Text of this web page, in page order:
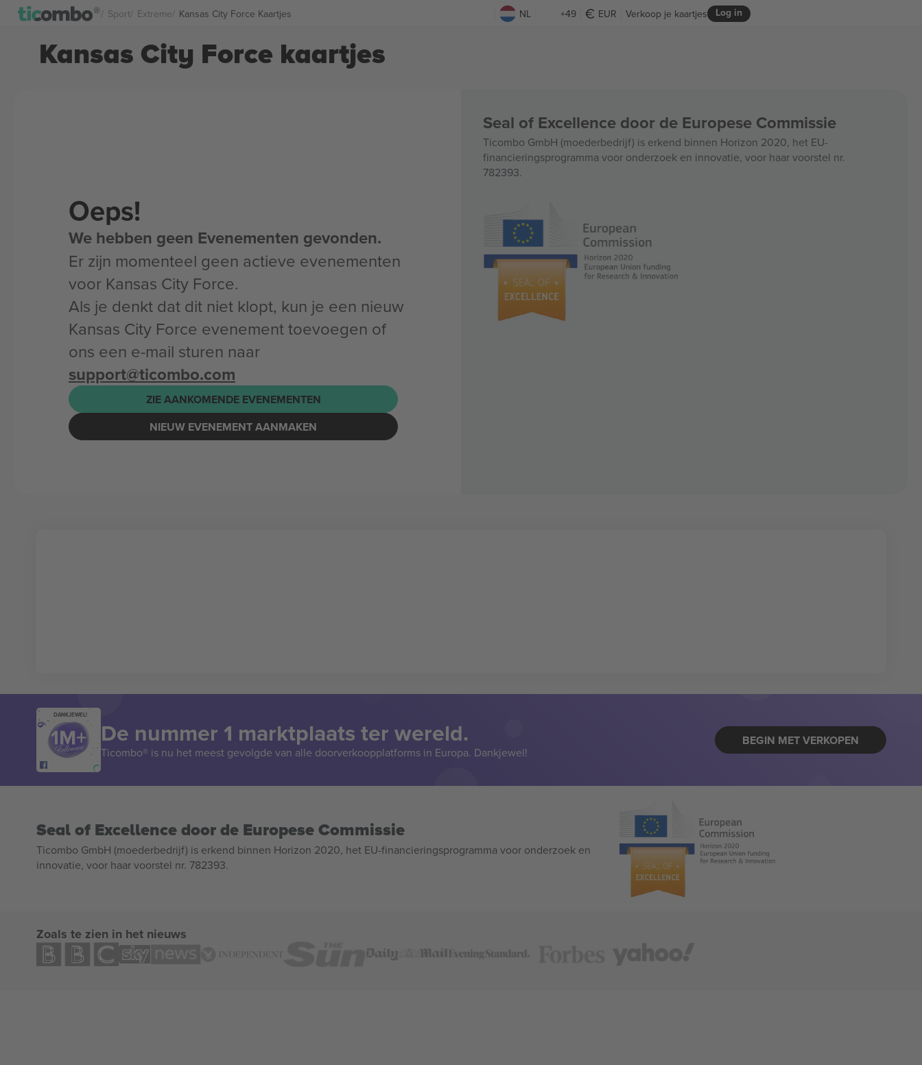
Sport Extreme Kansas City Force Kaartjes NL +49 EUR Log in
Verkoop je kaartjes
Kansas City Force kaartjes
Oeps!
We hebben geen Evenementen gevonden.
Er zijn momenteel geen actieve evenementen
voor Kansas City Force.
Als je denkt dat dit niet klopt, kun je een nieuw
Kansas City Force evenement toevoegen of
ons een e-mail sturen naar
support@ticombo.com
ZIE AANKOMENDE EVENEMENTEN
NIEUW EVENEMENT AANMAKEN
Seal of Excellence door de Europese Commissie
Ticombo GmbH (moederbedrijf) is erkend binnen Horizon 2020, het EU-
financieringsprogramma voor onderzoek en innovatie, voor haar voorstel nr.
782393.
DANKJEWEL!
De nummer 1 marktplaats ter wereld.
Ticombo® is nu het meest gevolgde van alle doorverkoopplatforms in Europa. Dankjewel!
BEGIN MET VERKOPEN
Seal of Excellence door de Europese Commissie
Ticombo GmbH (moederbedrijf) is erkend binnen Horizon 2020, het EU-financieringsprogramma voor onderzoek en
innovatie, voor haar voorstel nr. 782393.
Zoals te zien in het nieuws